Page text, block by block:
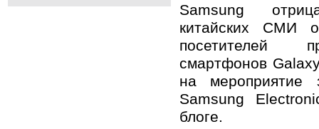
Samsung
китайских СМИ
посетителей
смартфонов
на
Samsung
блоге.